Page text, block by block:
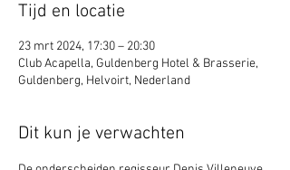
Tijd en locatie
23 mrt 2024, 17:30 – 20:30
Club Acapella, Guldenberg Hotel & Brasserie,
Guldenberg, Helvoirt, Nederland
Dit kun je verwachten